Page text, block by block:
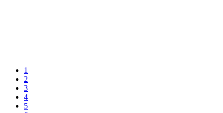
1
2
3
4
5